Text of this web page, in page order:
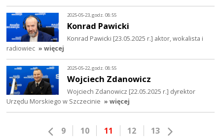
2025-05-23, godz. 08:55
Konrad Pawicki
Konrad Pawicki [23.05.2025 r.] aktor, wokalista i
radiowiec » więcej
2025-05-22, godz. 08:55
Wojciech Zdanowicz
Wojciech Zdanowicz [22.05.2025 r.] dyrektor
Urzędu Morskiego w Szczecinie » więcej
9 10 11 12 13